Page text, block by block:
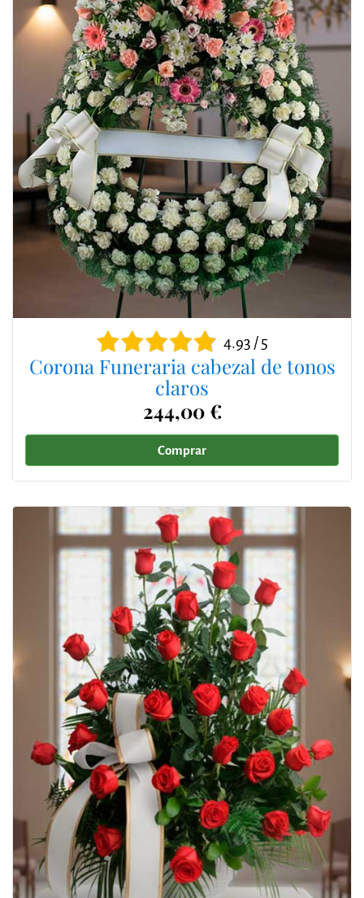
4.93 / 5
Corona Funeraria cabezal de tonos
claros
244,00 €
Comprar